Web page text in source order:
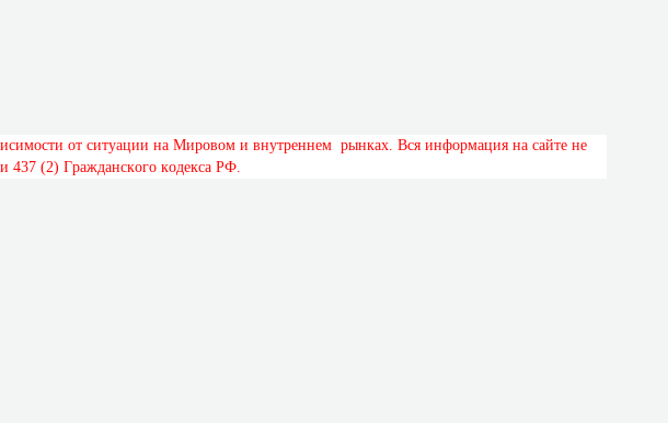
исимости от ситуации на Мировом и внутреннем рынках. Вся информация на сайте не
и 437 (2) Гражданского кодекса РФ.